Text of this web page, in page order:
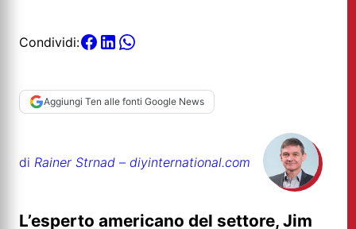
Condividi:
Aggiungi Ten alle fonti Google News
di Rainer Strnad – diyinternational.com
L’esperto americano del settore, Jim